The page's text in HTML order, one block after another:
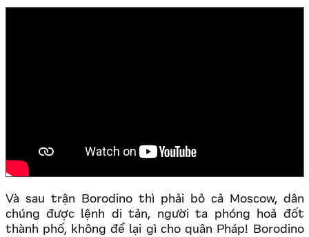
Và sau trận Borodino thì phải bỏ cả Moscow, dân
chúng được lệnh di tản, người ta phóng hoả đốt
thành phố, không để lại gì cho quân Pháp! Borodino